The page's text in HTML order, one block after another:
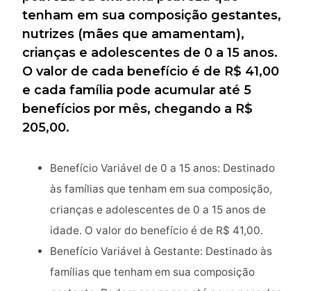
tenham em sua composição gestantes,
nutrizes (mães que amamentam),
crianças e adolescentes de 0 a 15 anos.
O valor de cada benefício é de R$ 41,00
e cada família pode acumular até 5
benefícios por mês, chegando a R$
205,00.
Benefício Variável de 0 a 15 anos: Destinado
às famílias que tenham em sua composição,
crianças e adolescentes de 0 a 15 anos de
idade. O valor do benefício é de R$ 41,00.
Benefício Variável à Gestante: Destinado às
famílias que tenham em sua composição